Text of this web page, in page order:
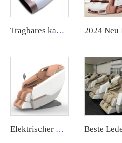
Tragbares kabelloses Mini-Luftkompressions-Handmassagegerät mit 9 Geschwindigkeitsstufen, Wärme und Handflächen-Massagefunktion
Elektrischer Luxus-Massage-Nagel-Modern-Spa-Pedikürestuhl Gesundheitslinderungs-Massagestuhl für die Beine